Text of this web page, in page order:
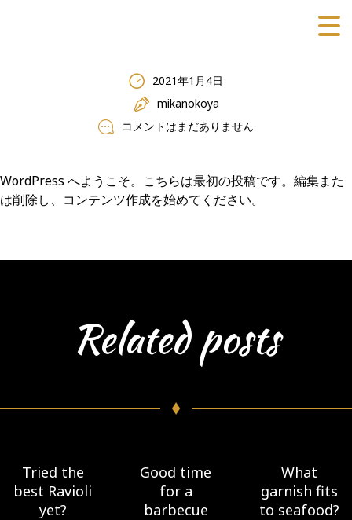
2021年1月4日
mikanokoya
コメントはまだありません
WordPress へようこそ。こちらは最初の投稿です。編集また
は削除し、コンテンツ作成を始めてください。
Related posts
Tried the
best Ravioli
yet?
Good time
for a
barbecue
What
garnish fits
to seafood?